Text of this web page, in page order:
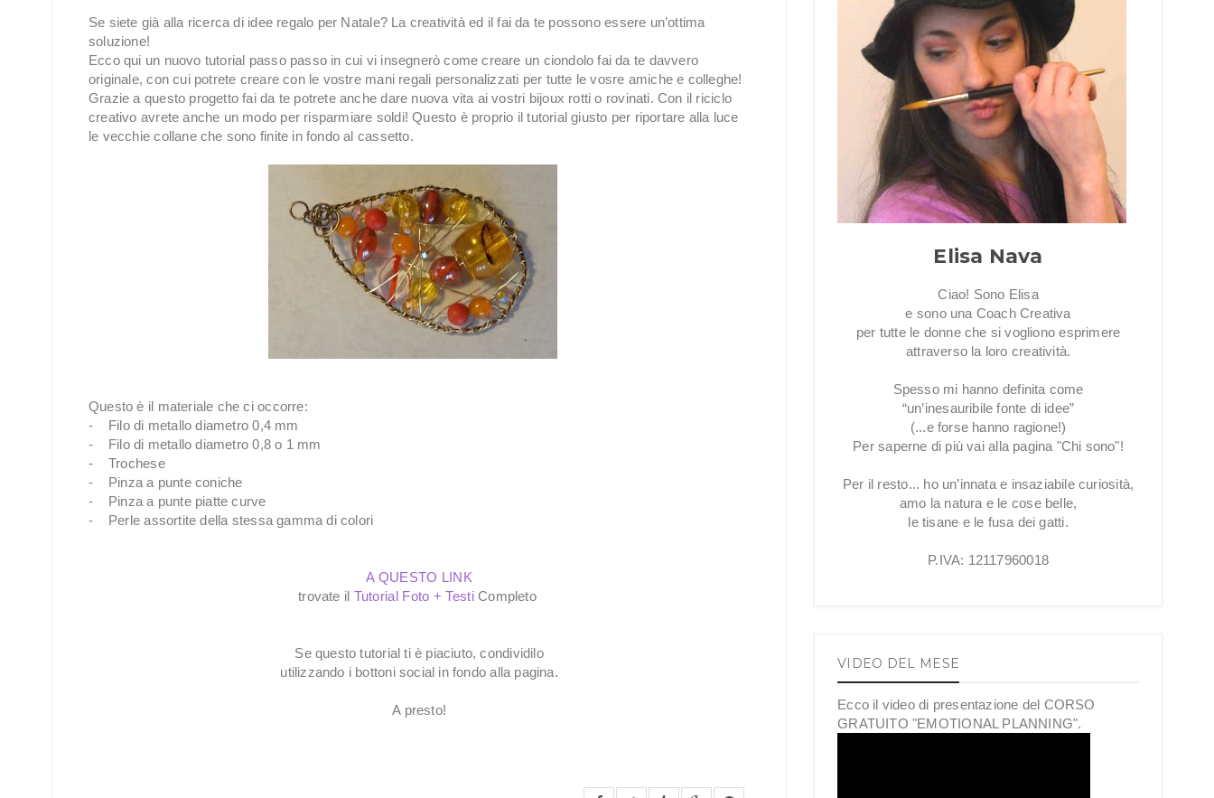
Se siete già alla ricerca di idee regalo per Natale? La creatività ed il fai da te possono essere un’ottima
soluzione!
Ecco qui un nuovo tutorial passo passo in cui vi insegnerò come creare un ciondolo fai da te davvero
originale, con cui potrete creare con le vostre mani regali personalizzati per tutte le vosre amiche e colleghe!
Grazie a questo progetto fai da te potrete anche dare nuova vita ai vostri bijoux rotti o rovinati. Con il riciclo
creativo avrete anche un modo per risparmiare soldi! Questo è proprio il tutorial giusto per riportare alla luce
le vecchie collane che sono finite in fondo al cassetto.
Questo è il materiale che ci occorre:
- Filo di metallo diametro 0,4 mm
- Filo di metallo diametro 0,8 o 1 mm
- Trochese
- Pinza a punte coniche
- Pinza a punte piatte curve
- Perle assortite della stessa gamma di colori
A QUESTO LINK
trovate il Tutorial Foto + TestiCompleto
Se questo tutorial ti è piaciuto, condividilo
utilizzando i bottoni social in fondo alla pagina.
A presto!
Elisa Nava
Ciao! Sono Elisa
e sono una Coach Creativa
per tutte le donne che si vogliono esprimere
attraverso la loro creatività.
Spesso mi hanno definita come
“un’inesauribile fonte di idee”
(...e forse hanno ragione!)
Per saperne di più vai alla pagina "Chi sono"!
Per il resto... ho un’innata e insaziabile curiosità,
amo la natura e le cose belle,
le tisane e le fusa dei gatti.
P.IVA: 12117960018
VIDEO DEL MESE
Ecco il video di presentazione del CORSO
GRATUITO "EMOTIONAL PLANNING".